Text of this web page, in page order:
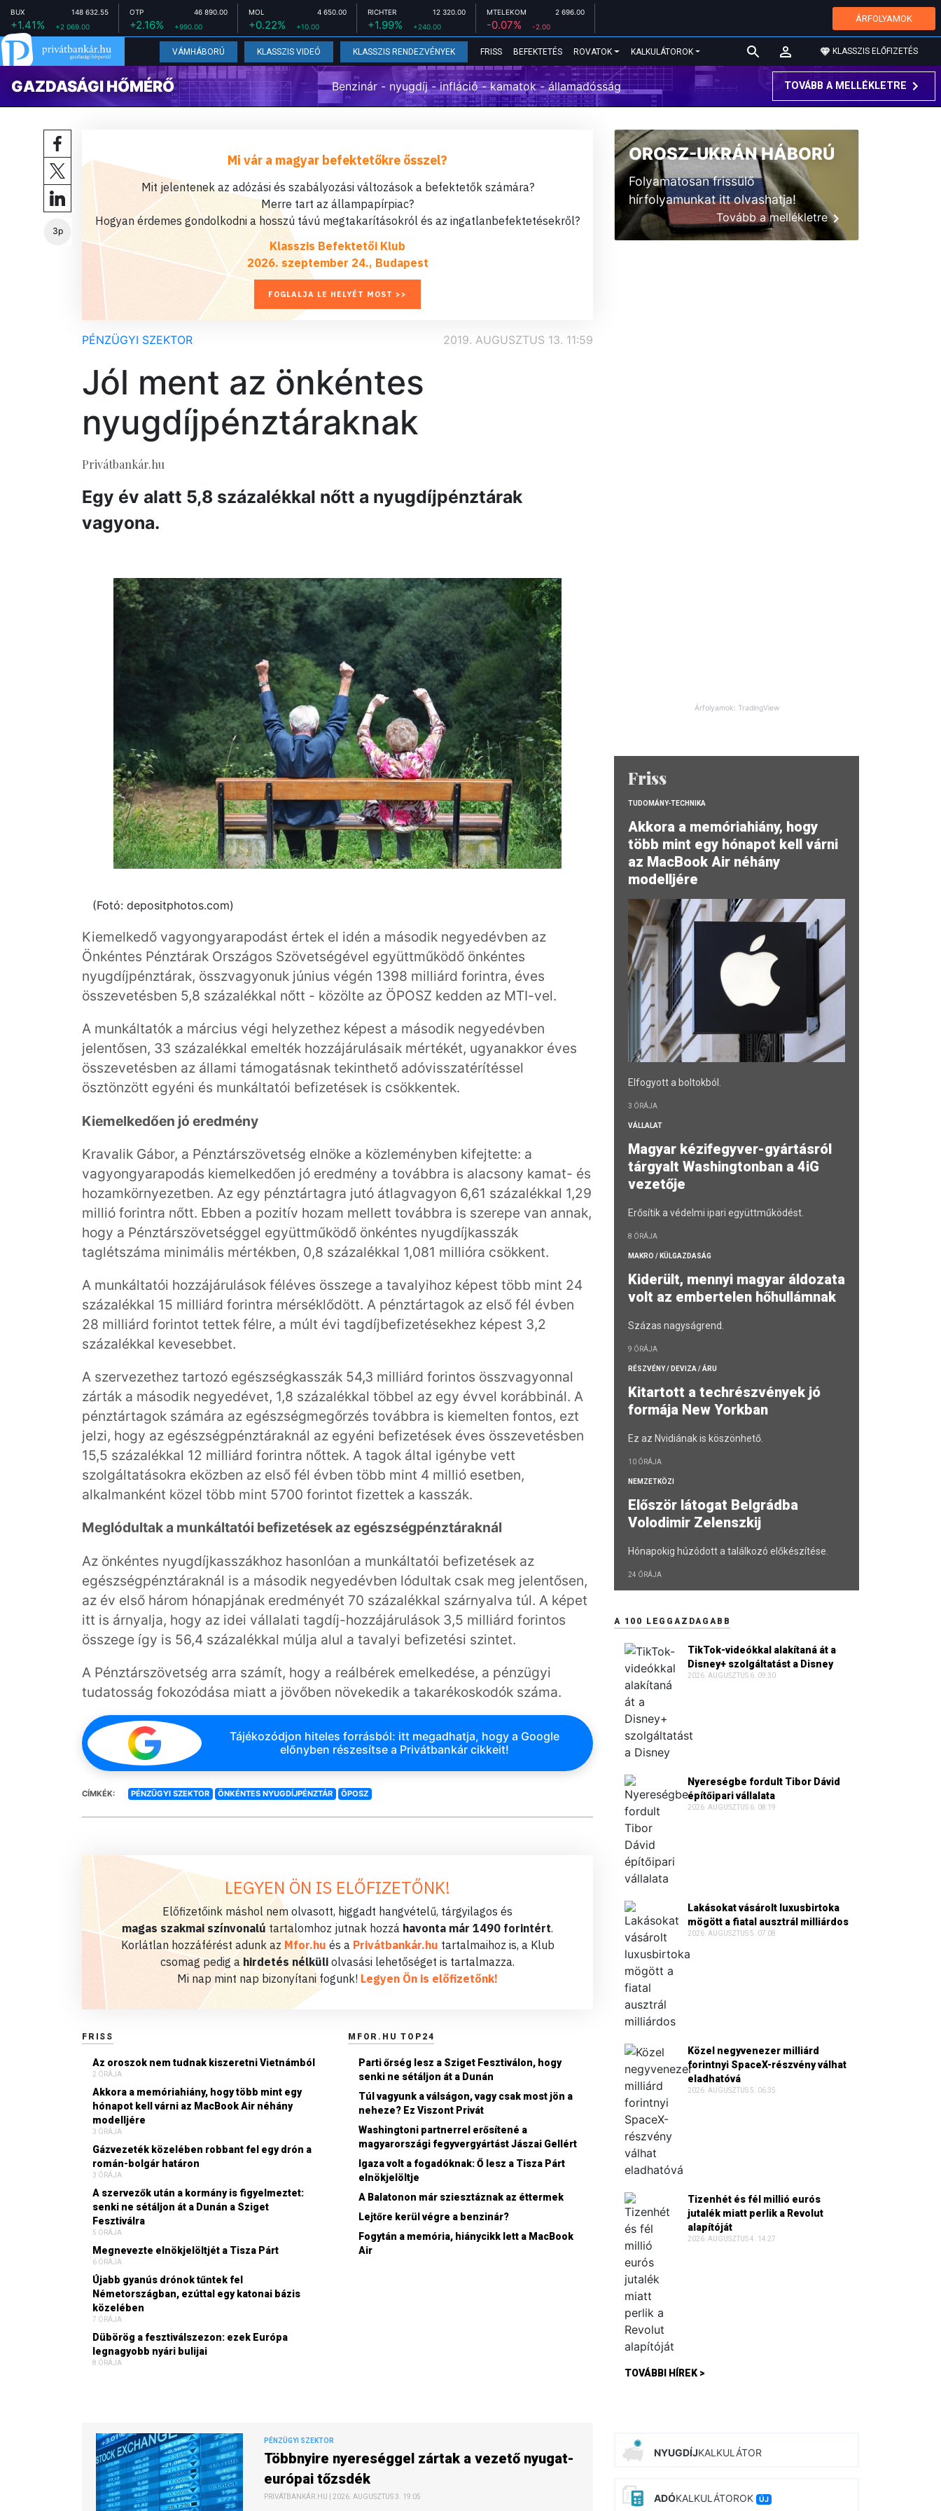
BUX 148 632.55
+1.41% +2 069.00
OTP 46 890.00
+2.16% +990.00
MOL 4 650.00
+0.22% +10.00
RICHTER 12 320.00
+1.99% +240.00
MTELEKOM 2 696.00
-0.07% -2.00
ÁRFOLYAMOK
VÁMHÁBORÚ KLASSZIS VIDEÓ KLASSZIS RENDEZVÉNYEK FRISS BEFEKTETÉS ROVATOK KALKULÁTOROK KLASSZIS ELŐFIZETÉS
GAZDASÁGI HŐMÉRŐ Benzinár - nyugdíj - infláció - kamatok - államadósság TOVÁBB A MELLÉKLETRE
3p
Mi vár a magyar befektetőkre ősszel?
Mit jelentenek az adózási és szabályozási változások a befektetők számára?
Merre tart az állampapírpiac?
Hogyan érdemes gondolkodni a hosszú távú megtakarításokról és az ingatlanbefektetésekről?
Klasszis Befektetői Klub
2026. szeptember 24., Budapest
FOGLALJA LE HELYÉT MOST >>
PÉNZÜGYI SZEKTOR 2019. AUGUSZTUS 13. 11:59
Jól ment az önkéntes
nyugdíjpénztáraknak
Privátbankár.hu
Egy év alatt 5,8 százalékkal nőtt a nyugdíjpénztárak
vagyona.
(Fotó: depositphotos.com)
Kiemelkedő vagyongyarapodást értek el idén a második negyedévben az
Önkéntes Pénztárak Országos Szövetségével együttműködő önkéntes
nyugdíjpénztárak, összvagyonuk június végén 1398 milliárd forintra, éves
összevetésben 5,8 százalékkal nőtt - közölte az ÖPOSZ kedden az MTI-vel.
A munkáltatók a március végi helyzethez képest a második negyedévben
jelentősen, 33 százalékkal emelték hozzájárulásaik mértékét, ugyanakkor éves
összevetésben az állami támogatásnak tekinthető adóvisszatérítéssel
ösztönzött egyéni és munkáltatói befizetések is csökkentek.
Kiemelkedően jó eredmény
Kravalik Gábor, a Pénztárszövetség elnöke a közleményben kifejtette: a
vagyongyarapodás kiemelkedően jó eredmény a továbbra is alacsony kamat- és
hozamkörnyezetben. Az egy pénztártagra jutó átlagvagyon 6,61 százalékkal 1,29
millió forintra nőtt. Ebben a pozitív hozam mellett továbbra is szerepe van annak,
hogy a Pénztárszövetséggel együttműködő önkéntes nyugdíjkasszák
taglétszáma minimális mértékben, 0,8 százalékkal 1,081 millióra csökkent.
A munkáltatói hozzájárulások féléves összege a tavalyihoz képest több mint 24
százalékkal 15 milliárd forintra mérséklődött. A pénztártagok az első fél évben
28 milliárd forintot tettek félre, a múlt évi tagdíjbefizetésekhez képest 3,2
százalékkal kevesebbet.
A szervezethez tartozó egészségkasszák 54,3 milliárd forintos összvagyonnal
zárták a második negyedévet, 1,8 százalékkal többel az egy évvel korábbinál. A
pénztártagok számára az egészségmegőrzés továbbra is kiemelten fontos, ezt
jelzi, hogy az egészségpénztáraknál az egyéni befizetések éves összevetésben
15,5 százalékkal 12 milliárd forintra nőttek. A tagok által igénybe vett
szolgáltatásokra eközben az első fél évben több mint 4 millió esetben,
alkalmanként közel több mint 5700 forintot fizettek a kasszák.
Meglódultak a munkáltatói befizetések az egészségpénztáraknál
Az önkéntes nyugdíjkasszákhoz hasonlóan a munkáltatói befizetések az
egészségpénztáraknál is a második negyedévben lódultak csak meg jelentősen,
az év első három hónapjának eredményét 70 százalékkal szárnyalva túl. A képet
itt is árnyalja, hogy az idei vállalati tagdíj-hozzájárulások 3,5 milliárd forintos
összege így is 56,4 százalékkal múlja alul a tavalyi befizetési szintet.
A Pénztárszövetség arra számít, hogy a reálbérek emelkedése, a pénzügyi
tudatosság fokozódása miatt a jövőben növekedik a takarékoskodók száma.
Tájékozódjon hiteles forrásból: itt megadhatja, hogy a Google
előnyben részesítse a Privátbankár cikkeit!
CÍMKÉK: PÉNZÜGYI SZEKTOR ÖNKÉNTES NYUGDÍJPÉNZTÁR ÖPOSZ
LEGYEN ÖN IS ELŐFIZETŐNK!
Előfizetőink máshol nem olvasott, higgadt hangvételű, tárgyilagos és
magas szakmai színvonalú tartalomhoz jutnak hozzá havonta már 1490 forintért.
Korlátlan hozzáférést adunk az Mfor.hu és a Privátbankár.hu tartalmaihoz is, a Klub
csomag pedig a hirdetés nélküli olvasási lehetőséget is tartalmazza.
Mi nap mint nap bizonyítani fogunk! Legyen Ön is előfizetőnk!
FRISS
Az oroszok nem tudnak kiszeretni Vietnámból
2 ÓRÁJA
Akkora a memóriahiány, hogy több mint egy
hónapot kell várni az MacBook Air néhány
modelljére
3 ÓRÁJA
Gázvezeték közelében robbant fel egy drón a
román-bolgár határon
3 ÓRÁJA
A szervezők után a kormány is figyelmeztet:
senki ne sétáljon át a Dunán a Sziget
Fesztiválra
5 ÓRÁJA
Megnevezte elnökjelöltjét a Tisza Párt
6 ÓRÁJA
Újabb gyanús drónok tűntek fel
Németországban, ezúttal egy katonai bázis
közelében
7 ÓRÁJA
Dübörög a fesztiválszezon: ezek Európa
legnagyobb nyári bulijai
8 ÓRÁJA
MFOR.HU TOP24
Parti őrség lesz a Sziget Fesztiválon, hogy
senki ne sétáljon át a Dunán
Túl vagyunk a válságon, vagy csak most jön a
neheze? Ez Viszont Privát
Washingtoni partnerrel erősítené a
magyarországi fegyvergyártást Jászai Gellért
Igaza volt a fogadóknak: Ő lesz a Tisza Párt
elnökjelöltje
A Balatonon már sziesztáznak az éttermek
Lejtőre kerül végre a benzinár?
Fogytán a memória, hiánycikk lett a MacBook
Air
PÉNZÜGYI SZEKTOR
Többnyire nyereséggel zártak a vezető nyugat-
európai tőzsdék
PRIVÁTBANKÁR.HU | 2026. AUGUSZTUS 3. 19:05
OROSZ-UKRÁN HÁBORÚ
Folyamatosan frissülő
hírfolyamunkat itt olvashatja!
Tovább a mellékletre
Árfolyamok: TradingView
Friss
TUDOMÁNY-TECHNIKA
Akkora a memóriahiány, hogy
több mint egy hónapot kell várni
az MacBook Air néhány
modelljére
Elfogyott a boltokból.
3 ÓRÁJA
VÁLLALAT
Magyar kézifegyver-gyártásról
tárgyalt Washingtonban a 4iG
vezetője
Erősítik a védelmi ipari együttműködést.
8 ÓRÁJA
MAKRO / KÜLGAZDASÁG
Kiderült, mennyi magyar áldozata
volt az embertelen hőhullámnak
Százas nagyságrend.
9 ÓRÁJA
RÉSZVÉNY / DEVIZA / ÁRU
Kitartott a techrészvények jó
formája New Yorkban
Ez az Nvidiának is köszönhető.
10 ÓRÁJA
NEMZETKÖZI
Először látogat Belgrádba
Volodimir Zelenszkij
Hónapokig húzódott a találkozó előkészítése.
24 ÓRÁJA
A 100 LEGGAZDAGABB
TikTok-videókkal alakítaná át a
Disney+ szolgáltatást a Disney
2026. AUGUSZTUS 6. 09:30
Nyereségbe fordult Tibor Dávid
építőipari vállalata
2026. AUGUSZTUS 6. 08:19
Lakásokat vásárolt luxusbirtoka
mögött a fiatal ausztrál milliárdos
2026. AUGUSZTUS 5. 07:08
Közel negyvenezer milliárd
forintnyi SpaceX-részvény válhat
eladhatóvá
2026. AUGUSZTUS 5. 06:35
Tizenhét és fél millió eurós
jutalék miatt perlik a Revolut
alapítóját
2026. AUGUSZTUS 4. 14:27
TOVÁBBI HÍREK >
NYUGDÍJKALKULÁTOR
ADÓKALKULÁTOROK ÚJ